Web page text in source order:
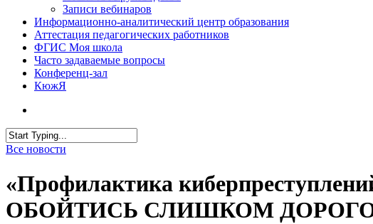
Записи вебинаров
Информационно-аналитический центр образования
Аттестация педагогических работников
ФГИС Моя школа
Часто задаваемые вопросы
Конференц-зал
КюжЯ
Все новости
«Профилактика
ОБОЙТИСЬ СЛИШКОМ